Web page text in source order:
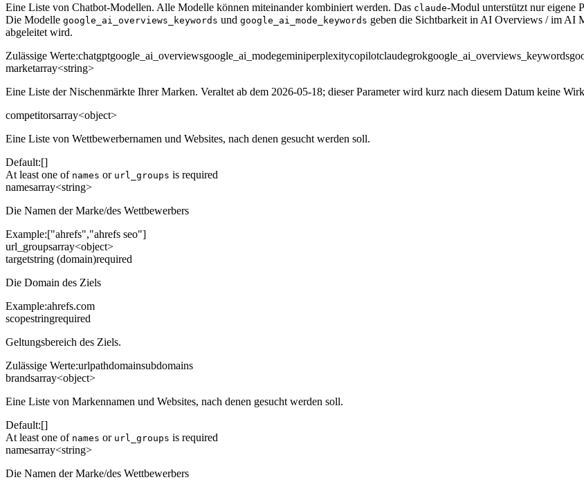
Eine Liste von Chatbot-Modellen. Alle Modelle können miteinander kombiniert werden. Das claude-Modul unterstützt nur eigene
Die Modelle google_ai_overviews_keywords und google_ai_mode_keywords geben die Sichtbarkeit in AI Overviews / im AI
abgeleitet wird.
Zulässige Werte:chatgptgoogle_ai_overviewsgoogle_ai_modegeminiperplexitycopilotclaudegrokgoogle_ai_overviews_keywords
marketarray<string>
Eine Liste der Nischenmärkte Ihrer Marken. Veraltet ab dem 2026-05-18; dieser Parameter wird kurz nach diesem Datum keine
competitorsarray<object>
Eine Liste von Wettbewerbernamen und Websites, nach denen gesucht werden soll.
Default:[]
At least one of names or url_groups is required
namesarray<string>
Die Namen der Marke/des Wettbewerbers
Example:["ahrefs","ahrefs seo"]
url_groupsarray<object>
targetstring (domain)required
Die Domain des Ziels
Example:ahrefs.com
scopestringrequired
Geltungsbereich des Ziels.
Zulässige Werte:urlpathdomainsubdomains
brandsarray<object>
Eine Liste von Markennamen und Websites, nach denen gesucht werden soll.
Default:[]
At least one of names or url_groups is required
namesarray<string>
Die Namen der Marke/des Wettbewerbers